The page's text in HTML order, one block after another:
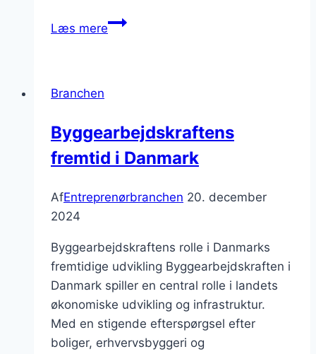
Læs meretotalentreprise:
Branchen
Byggearbejdskraftens
fremtid i Danmark
AfEntreprenørbranchen 20. december
2024
Byggearbejdskraftens rolle i Danmarks
fremtidige udvikling Byggearbejdskraften i
Danmark spiller en central rolle i landets
økonomiske udvikling og infrastruktur.
Med en stigende efterspørgsel efter
boliger, erhvervsbyggeri og